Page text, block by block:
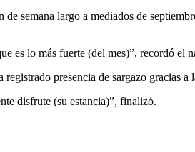
semana largo a mediados de
es lo más fuerte (del mes)”, recordó el
presencia de sargazo gracias
disfrute (su estancia)”, finalizó.